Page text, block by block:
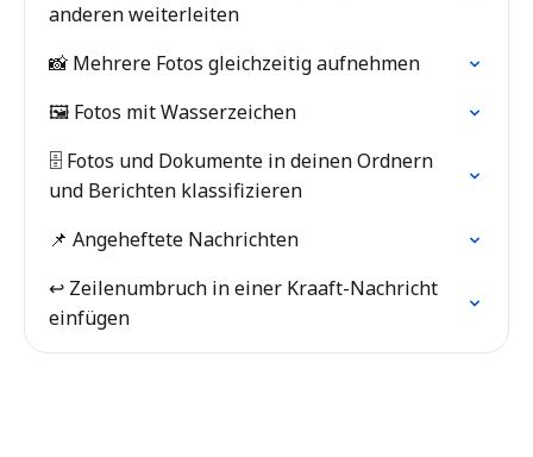
anderen weiterleiten
📸 Mehrere Fotos gleichzeitig aufnehmen
🖼️ Fotos mit Wasserzeichen
🗄️ Fotos und Dokumente in deinen Ordnern
und Berichten klassifizieren
📌 Angeheftete Nachrichten
↩️ Zeilenumbruch in einer Kraaft-Nachricht
einfügen